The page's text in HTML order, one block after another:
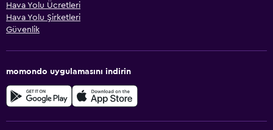
Hava Yolu Ücretleri
Hava Yolu Şirketleri
Güvenlik
momondo uygulamasını indirin